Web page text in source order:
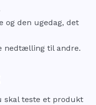
og den ugedag, det
nedtælling til andre.
skal teste et produkt